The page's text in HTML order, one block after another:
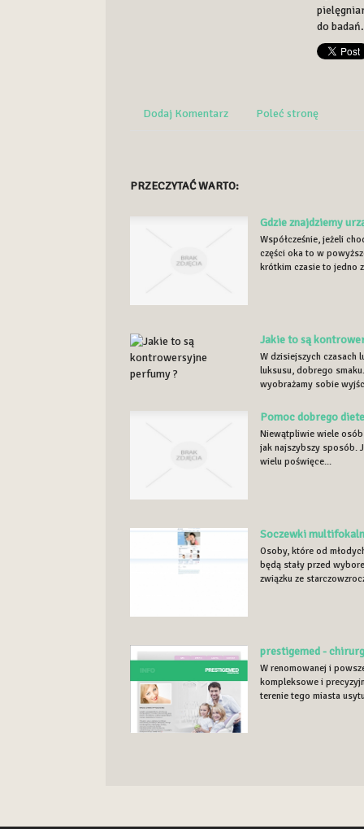
do
Dodaj Komentarz Poleć stronę
PRZECZYTAĆ WARTO:
Gdzie znajdziemy
Współcześnie, jeżeli
części oka to w
krótkim czasie to jedno
Jakie to są
W dzisiejszych czasach
luksusu, dobrego
wyobrażamy sobie
Pomoc dobrego
Niewątpliwie wiele
jak najszybszy sposób.
wielu poświęce...
Soczewki
Osoby, które od
będą stały przed
związku ze
prestigemed -
W renomowanej i
kompleksowe i
terenie tego miasta